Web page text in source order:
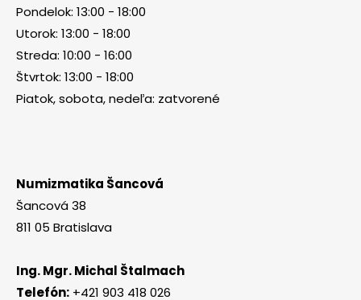
Pondelok: 13:00 - 18:00
Utorok: 13:00 - 18:00
Streda: 10:00 - 16:00
Štvrtok: 13:00 - 18:00
Piatok, sobota, nedeľa: zatvorené
Numizmatika Šancová
Šancová 38
811 05 Bratislava
Ing. Mgr. Michal Štalmach
Telefón: +421 903 418 026